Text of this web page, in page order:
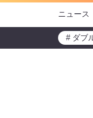
ニュース
# ダブ